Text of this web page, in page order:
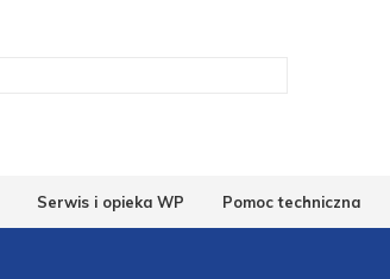
Serwis i opieka WP Pomoc techniczna